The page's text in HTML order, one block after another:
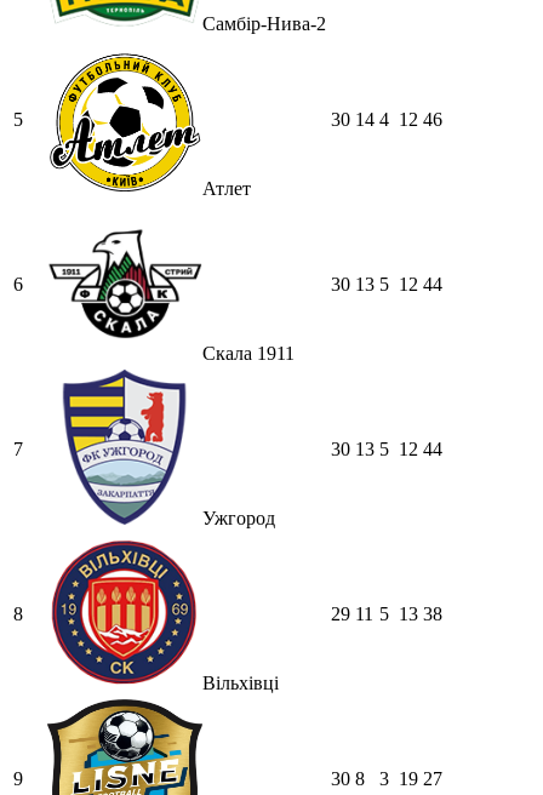
Самбір-Нива-2
5
Атлет
30 14 4 12 46
6
Скала 1911
30 13 5 12 44
7
Ужгород
30 13 5 12 44
8
Вільхівці
29 11 5 13 38
9 30 8 3 19 27